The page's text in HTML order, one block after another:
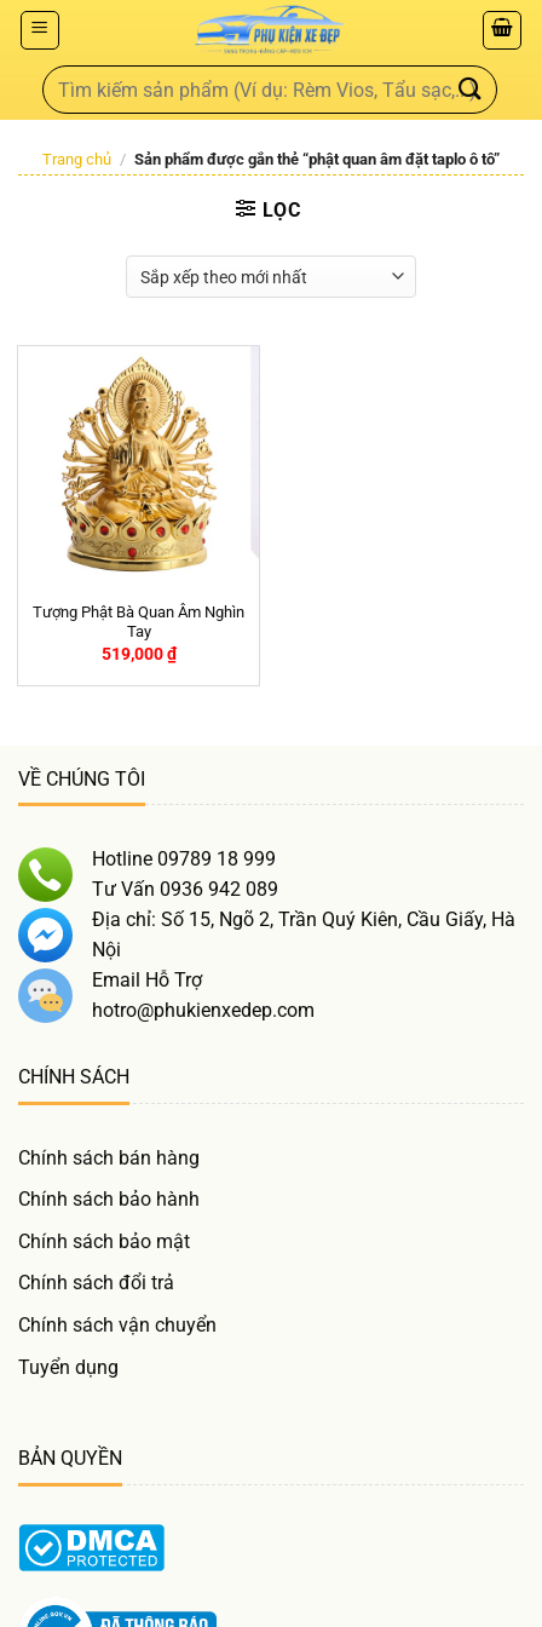
Trang chủ / Sản phẩm được gắn thẻ “phật quan âm đặt taplo ô tô”
LỌC
Tượng Phật Bà Quan Âm Nghìn
Tay
519,000₫
VỀ CHÚNG TÔI
Hotline 09789 18 999
Tư Vấn 0936 942 089
Địa chỉ: Số 15, Ngõ 2, Trần Quý Kiên, Cầu Giấy, Hà
Nội
Email Hỗ Trợ
hotro@phukienxedep.com
CHÍNH SÁCH
Chính sách bán hàng
Chính sách bảo hành
Chính sách bảo mật
Chính sách đổi trả
Chính sách vận chuyển
Tuyển dụng
BẢN QUYỀN